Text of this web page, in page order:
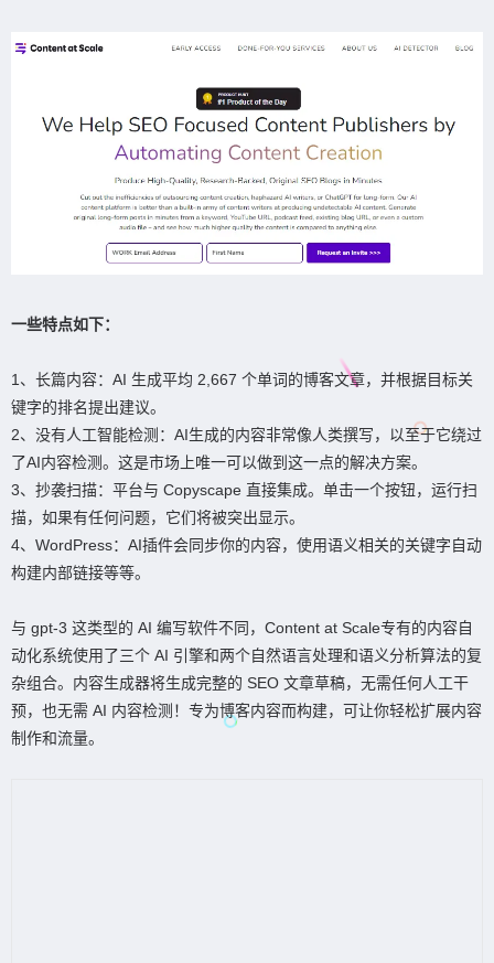
一些特点如下：
1、长篇内容：AI 生成平均 2,667 个单词的博客文章，并根据目标关
键字的排名提出建议。
2、没有人工智能检测：AI生成的内容非常像人类撰写，以至于它绕过
了AI内容检测。这是市场上唯一可以做到这一点的解决方案。
3、抄袭扫描：平台与 Copyscape 直接集成。单击一个按钮，运行扫
描，如果有任何问题，它们将被突出显示。
4、WordPress：AI插件会同步你的内容，使用语义相关的关键字自动
构建内部链接等等。
与 gpt-3 这类型的 AI 编写软件不同，Content at Scale专有的内容自
动化系统使用了三个 AI 引擎和两个自然语言处理和语义分析算法的复
杂组合。内容生成器将生成完整的 SEO 文章草稿，无需任何人工干
预，也无需 AI 内容检测！专为博客内容而构建，可让你轻松扩展内容
制作和流量。